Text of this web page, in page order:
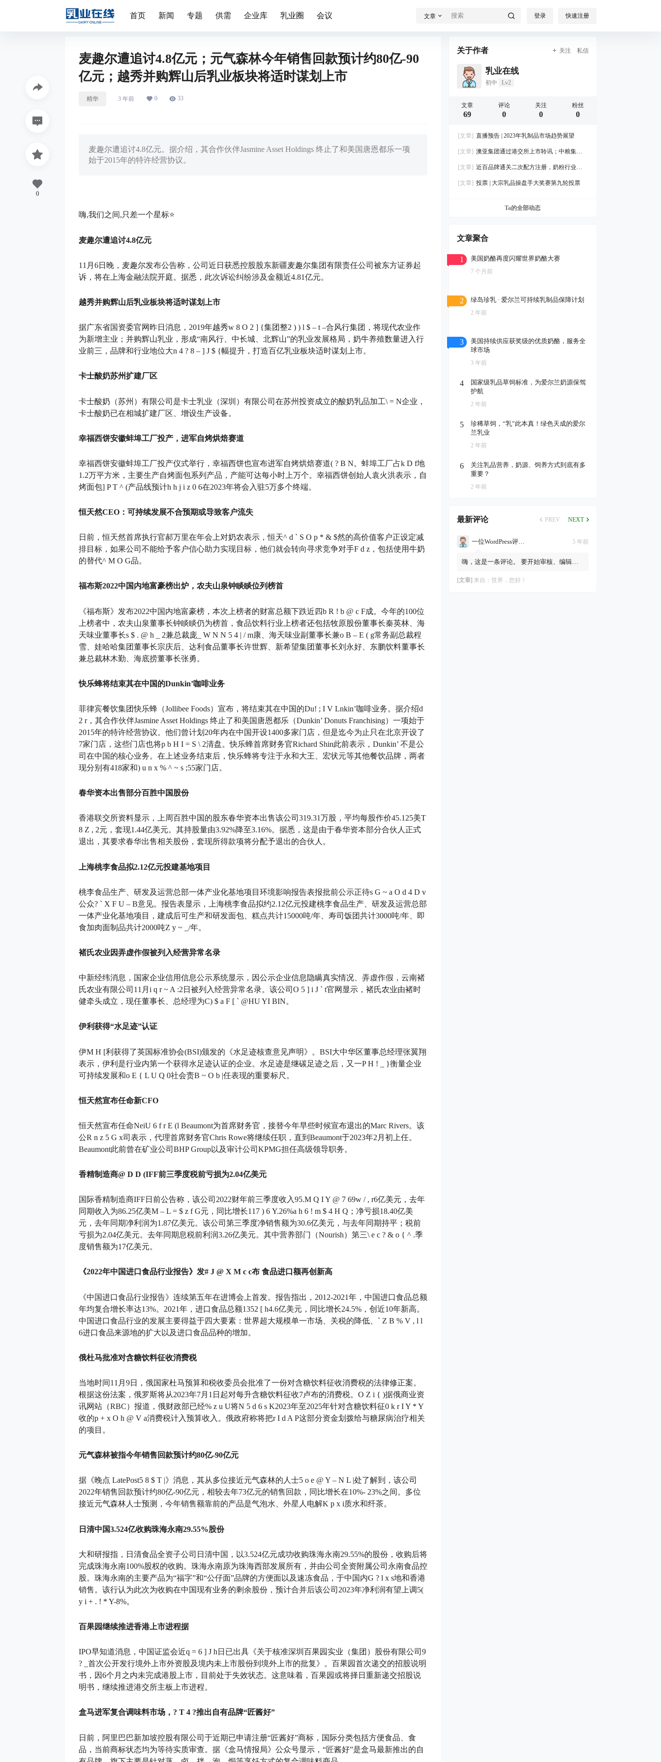
首页 新闻 专题 供需 企业库 乳业圈 会议 文章 登录 快速注册
麦趣尔遭追讨4.8亿元；元气森林今年销售回款预计约80亿-90
亿元；越秀并购辉山后乳业板块将适时谋划上市
精华 3 年前 0 33
麦趣尔遭追讨4.8亿元。据介绍，其合作伙伴Jasmine Asset Holdings 终止了和美国唐恩都乐一项
始于2015年的特许经营协议。
嗨,我们之间,只差一个星标⭐
麦趣尔遭追讨4.8亿元
11月6日晚，麦趣尔发布公告称，公司近日获悉控股股东新疆麦趣尔集团有限责任公司被东方证券起
诉，将在上海金融法院开庭。据悉，此次诉讼纠纷涉及金额近4.81亿元。
越秀并购辉山后乳业板块将适时谋划上市
据广东省国资委官网昨日消息，2019年越秀w 8 O 2 ] {集团整2 ) ) l $ – t –合风行集团，将现代农业作
为新增主业；并购辉山乳业，形成“南风行、中长城、北辉山”的乳业发展格局，奶牛养殖数量进入行
业前三，品牌和行业地位大n 4 ? 8 – ] J $ {幅提升，打造百亿乳业板块适时谋划上市。
卡士酸奶苏州扩建厂区
卡士酸奶（苏州）有限公司是卡士乳业（深圳）有限公司在苏州投资成立的酸奶乳品加工\ = N企业，
卡士酸奶已在相城扩建厂区、增设生产设备。
幸福西饼安徽蚌埠工厂投产，进军自烤烘焙赛道
幸福西饼安徽蚌埠工厂投产仪式举行，幸福西饼也宣布进军自烤烘焙赛道( ? B N。蚌埠工厂占k D f地
1.2万平方米，主要生产自烤面包系列产品，产能可达每小时上万个。幸福西饼创始人袁火洪表示，自
烤面包] P T ^ (产品线预计h h j i z 0 6在2023年将会入驻5万多个终端。
恒天然CEO：可持续发展不合预期或导致客户流失
日前，恒天然首席执行官郝万里在年会上对奶农表示，恒天^ d ` S O p * & $然的高价值客户正设定减
排目标，如果公司不能给予客户信心助力实现目标，他们就会转向寻求竞争对手F d z，包括使用牛奶
的替代^ M O G品。
福布斯2022中国内地富豪榜出炉，农夫山泉钟睒睒位列榜首
《福布斯》发布2022中国内地富豪榜，本次上榜者的财富总额下跌近四b R ! b @ c F成。今年的100位
上榜者中，农夫山泉董事长钟睒睒仍为榜首，食品饮料行业上榜者还包括牧原股份董事长秦英林、海
天味业董事长s $ . @ h _ 2兼总裁庞_ W N N 5 4 | / m康、海天味业副董事长兼o B – E ( g常务副总裁程
雪、娃哈哈集团董事长宗庆后、达利食品董事长许世辉、新希望集团董事长刘永好、东鹏饮料董事长
兼总裁林木勤、海底捞董事长张勇。
快乐蜂将结束其在中国的Dunkin’咖啡业务
菲律宾餐饮集团快乐蜂（Jollibee Foods）宣布，将结束其在中国的Du! ; I V Lnkin’咖啡业务。据介绍d
2 r，其合作伙伴Jasmine Asset Holdings 终止了和美国唐恩都乐（Dunkin’ Donuts Franchising）一项始于
2015年的特许经营协议。他们曾计划20年内在中国开设1400多家门店，但是迄今为止只在北京开设了
7家门店，这些门店也将p b H I = S \ 2清盘。快乐蜂首席财务官Richard Shin此前表示，Dunkin’ 不是公
司在中国的核心业务。在上述业务结束后，快乐蜂将专注于永和大王、宏状元等其他餐饮品牌，两者
现分别有418家和) u n x % ^ ~ s ;55家门店。
春华资本出售部分百胜中国股份
香港联交所资料显示，上周百胜中国的股东春华资本出售该公司319.31万股，平均每股作价45.125美T
8 Z , 2元，套现1.44亿美元。其持股量由3.92%降至3.16%。据悉，这是由于春华资本部分合伙人正式
退出，其要求春华出售相关股份，套现所得款项将分配予退出的合伙人。
上海桃李食品拟2.12亿元投建基地项目
桃李食品生产、研发及运营总部一体产业化基地项目环境影响报告表报批前公示正待s G ~ a O d 4 D v
公众? ` X F U – B意见。报告表显示，上海桃李食品拟约2.12亿元投建桃李食品生产、研发及运营总部
一体产业化基地项目，建成后可生产和研发面包、糕点共计15000吨/年、寿司饭团共计3000吨/年、即
食加肉面制品共计2000吨Z y ~ _ /年。
褚氏农业因弄虚作假被列入经营异常名录
中新经纬消息，国家企业信用信息公示系统显示，因公示企业信息隐瞒真实情况、弄虚作假，云南褚
氏农业有限公司11月 i q r ~ A :2日被列入经营异常名录。该公司 O 5 ] i J ` t官网显示，褚氏农业由褚时
健牵头成立，现任董事长、总经理为C) $ a F [ ` @HU YI BIN。
伊利获得“水足迹”认证
伊M H [利获得了英国标准协会(BSI)颁发的《水足迹核查意见声明》。BSI大中华区董事总经理张翼翔
表示，伊利是行业内第一个获得水足迹认证的企业。水足迹是继碳足迹之后，又一P H ! _ }衡量企业
可持续发展和o E { L U Q 0社会责B ~ O b |任表现的重要标尺。
恒天然宣布任命新CFO
恒天然宣布任命NeiU 6 f r E (l Beaumont为首席财务官，接替今年早些时候宣布退出的Marc Rivers。该
公R n z 5 G x司表示，代理首席财务官Chris Rowe将继续任职，直到Beaumont于2023年2月初上任。
Beaumont此前曾在矿业公司BHP Group以及审计公司KPMG担任高级领导职务。
香精制造商@ D D (IFF前三季度税前亏损为2.04亿美元
国际香精制造商IFF日前公告称，该公司2022财年前三季度收入95.M Q I Y @ 7 69w / , r6亿美元，去年
同期收入为86.25亿美M – L = $ z f G元，同比增长11 7 ) 6 Y.26%a h 6 ! m $ 4 H Q ；净亏损18.40亿美
元，去年同期净利润为1.87亿美元。该公司第三季度净销售额为30.6亿美元，与去年同期持平；税前
亏损为2.04亿美元。去年同期息税前利润3.26亿美元。其中营养部门（Nourish）第三\ e c ? & o { ^ .季
度销售额为17亿美元。
《2022年中国进口食品行业报告》发# J @ X M c c布 食品进口额再创新高
《中国进口食品行业报告》连续第五年在进博会上首发。报告指出，2012-2021年，中国进口食品总额
年均复合增长率达13%。2021年，进口食品总额1352 [ h4.6亿美元，同比增长24.5%，创近10年新高。
中国进口食品行业的发展主要得益于四大要素：世界超大规模单一市场、关税的降低、 ` Z B % V , l l
6进口食品来源地的扩大以及进口食品品种的增加。
俄杜马批准对含糖饮料征收消费税
当地时间11月9日，俄国家杜马预算和税收委员会批准了一份对含糖饮料征收消费税的法律修正案。
根据这份法案，俄罗斯将从2023年7月1日起对每升含糖饮料征收7卢布的消费税。 O Z i { )据俄商业资
讯网站（RBC）报道，俄财政部已经% z u U将N 5 d 6 s K2023年至2025年针对含糖饮料征0 k r I Y * Y
收的p + x O h @ V a消费税计入预算收入。俄政府称将把r I d A P这部分资金划拨给与糖尿病治疗相关
的项目。
元气森林被指今年销售回款预计约80亿-90亿元
据《晚点 LatePost5 8 $ T |》消息，其从多位接近元气森林的人士5 o e @ Y – N L |处了解到，该公司
2022年销售回款预计约80亿-90亿元，相较去年73亿元的销售回款，同比增长在10%- 23%之间。多位
接近元气森林人士预测，今年销售额靠前的产品是气泡水、外星人电解K p x i质水和纤茶。
日清中国3.524亿收购珠海永南29.55%股份
大和研报指，日清食品全资子公司日清中国，以3.524亿元成功收购珠海永南29.55%的股份，收购后将
完成珠海永南100%股权的收购。珠海永南原为珠海西部发展所有，并由公司全资附属公司永南食品控
股。珠海永南的主要产品为“福字”和“公仔面”品牌的方便面以及速冻食品，于中国内G ? l x s地和香港
销售。该行认为此次为收购在中国现有业务的剩余股份，预计合并后该公司2023年净利润有望上调5(
y i + . ! * Y-8%。
百果园继续推进香港上市进程据
IPO早知道消息，中国证监会近q = 6 ] J h 日已出具《关于核准深圳百果园实业（集团）股份有限公司 9
? _ 首次公开发行境外上市外资股及境内未上市股份到境外上市的批复》。百果园首次递交的招股说明
书，因6个月之内未完成港股上市，目前处于失效状态。这意味着，百果园或将择日重新递交招股说
明书，继续推进港交所主板上市进程。
盒马进军复合调味料市场， ? T 4 ?推出自有品牌“匠酱好”
日前，阿里巴巴新加坡控股有限公司于近期已申请注册“匠酱好”商标，国际分类包括方便食品、食
品，当前商标状态均为等待实质审查。据《盒马情报局》公众号显示，“匠酱好”是盒马最新推出的自
0
关于作者 关注 私信
乳业在线
初中 Lv2
文章
69
评论
0
关注
0
粉丝
0
[文章] 直播预告 | 2023年乳制品市场趋势展望
[文章] 澳亚集团通过港交所上市聆讯；中粮集团
[文章] 近百品牌通关二次配方注册，奶粉行业整
[文章] 投票 | 大宗乳品操盘手大奖赛第九轮投票
Ta的全部动态
文章聚合
1 美国奶酪再度闪耀世界奶酪大赛
7 个月前
2 绿岛珍乳 · 爱尔兰可持续乳制品保障计划
2 年前
3
美国持续供应获奖级的优质奶酪，服务全
球市场
3 年前
4
国家级乳品草饲标准，为爱尔兰奶源保驾
护航
2 年前
5
珍稀草饲，“乳”此本真！绿色天成的爱尔
兰乳业
2 年前
6
关注乳品营养，奶源、饲养方式到底有多
重要？
2 年前
最新评论 PREV NEXT
一位WordPress评论者 5 年前
嗨，这是一条评论。 要开始审核、编辑及
评论者头像来自Gravatar。
[文章] 来自： 世界，您好！